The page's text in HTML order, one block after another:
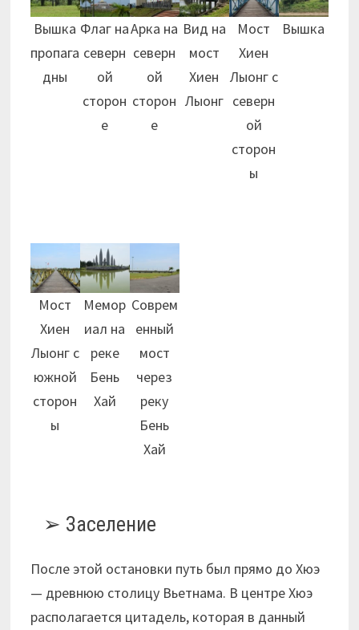
Вышка
пропага
дны
Флаг на
северн
ой
сторон
е
Арка на
северн
ой
сторон
е
Вид на
мост
Хиен
Лыонг
Мост
Хиен
Лыонг с
северн
ой
сторон
ы
Вышка
Мост
Хиен
Лыонг с
южной
сторон
ы
Мемор
иал на
реке
Бень
Хай
Соврем
енный
мост
через
реку
Бень
Хай
Заселение
После этой остановки путь был прямо до Хюэ
— древнюю столицу Вьетнама. В центре Хюэ
располагается цитадель, которая в данный